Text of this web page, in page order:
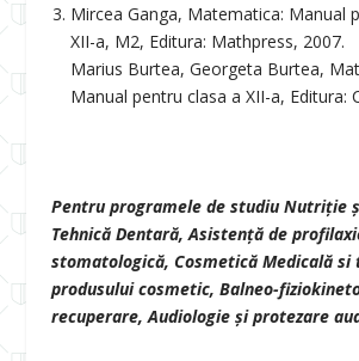
Mircea Ganga, Matematica: Manual
XII-a, M2, Editura: Mathpress, 2007.
Marius Burtea, Georgeta Burtea,
Manual pentru clasa a XII-a, Editura:
Pentru programele de studiu Nutriţie
Tehnică Dentară, Asistenţă de
stomatologică, Cosmetică Medicală si
produsului cosmetic, Balneo-
recuperare, Audiologie și protezare